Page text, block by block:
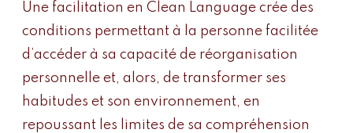
Une facilitation en Clean Language crée des
conditions permettant à la personne facilitée
d’accéder à sa capacité de réorganisation
personnelle et, alors, de transformer ses
habitudes et son environnement, en
repoussant les limites de sa compréhension